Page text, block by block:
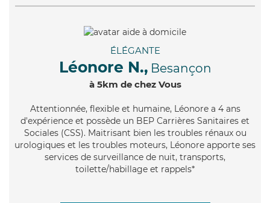
ÉLÉGANTE
Léonore N., Besançon
à 5km de chez Vous
Attentionnée, flexible et humaine, Léonore a 4 ans
d'expérience et possède un BEP Carrières Sanitaires et
Sociales (CSS). Maitrisant bien les troubles rénaux ou
urologiques et les troubles moteurs, Léonore apporte ses
services de surveillance de nuit, transports,
toilette/habillage et rappels*